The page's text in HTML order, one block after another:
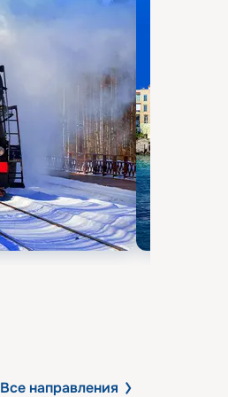
Все направления